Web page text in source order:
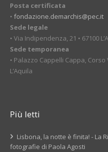
Posta certificata
• fondazione.demarchis@pec.it
Sede legale
• Via Indipendenza, 21 • 67100
Sede temporanea
• Palazzo Cappelli Cappa, Corso
L’Aquila
Più letti
Lisbona, la notte è finita! - La
fotografie di Paola Agosti